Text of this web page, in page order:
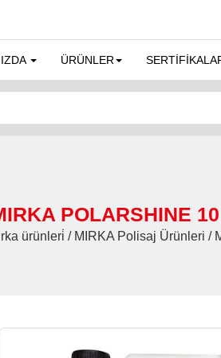
ÜRÜNLER
POLARSHINE
ürünleri̇ / MIRKA Polisaj Ürünleri /